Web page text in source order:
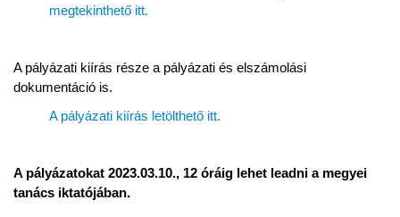
megtekinthető itt.
A pályázati kiírás része a pályázati és elszámolási
dokumentáció is.
A pályázati kiírás letölthető itt.
A pályázatokat 2023.03.10., 12 óráig lehet leadni a megyei
tanács iktatójában.